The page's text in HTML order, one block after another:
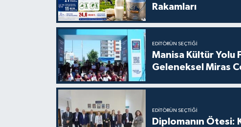
Rakamları
EDITÖRÜN SEÇTIĞI
Manisa Kültür Yolu
Geleneksel Miras
EDITÖRÜN SEÇTIĞI
Diplomanın Ötesi: